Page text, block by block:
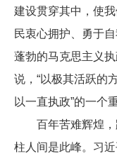
建设贯穿其中，使
民衷心拥护、勇于
蓬勃的马克思主义
说，“以极其活跃的
以一直执政”的一个
百年苦难辉煌，
柱人间是此峰。习